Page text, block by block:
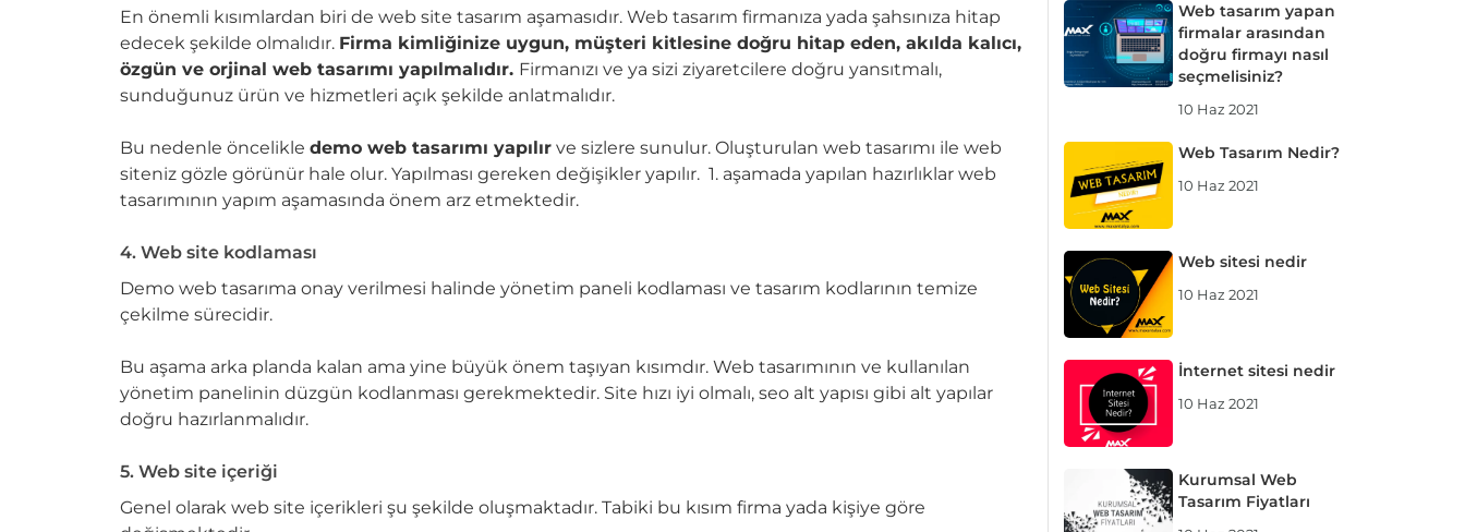
En önemli kısımlardan biri de web site tasarım aşamasıdır. Web tasarım firmanıza yada şahsınıza hitap
edecek şekilde olmalıdır. Firma kimliğinize uygun, müşteri kitlesine doğru hitap eden, akılda kalıcı,
özgün ve orjinal web tasarımı yapılmalıdır. Firmanızı ve ya sizi ziyaretcilere doğru yansıtmalı,
sunduğunuz ürün ve hizmetleri açık şekilde anlatmalıdır.
Bu nedenle öncelikle demo web tasarımı yapılırve sizlere sunulur. Oluşturulan web tasarımı ile web
siteniz gözle görünür hale olur. Yapılması gereken değişikler yapılır. 1. aşamada yapılan hazırlıklar web
tasarımının yapım aşamasında önem arz etmektedir.
4. Web site kodlaması
Demo web tasarıma onay verilmesi halinde yönetim paneli kodlaması ve tasarım kodlarının temize
çekilme sürecidir.
Bu aşama arka planda kalan ama yine büyük önem taşıyan kısımdır. Web tasarımının ve kullanılan
yönetim panelinin düzgün kodlanması gerekmektedir. Site hızı iyi olmalı, seo alt yapısı gibi alt yapılar
doğru hazırlanmalıdır.
5. Web site içeriği
Genel olarak web site içerikleri şu şekilde oluşmaktadır. Tabiki bu kısım firma yada kişiye göre
Web tasarım yapan
firmalar arasından
doğru firmayı nasıl
seçmelisiniz?
10 Haz 2021
Web Tasarım Nedir?
10 Haz 2021
Web sitesi nedir
10 Haz 2021
İnternet sitesi nedir
10 Haz 2021
Kurumsal Web
Tasarım Fiyatları